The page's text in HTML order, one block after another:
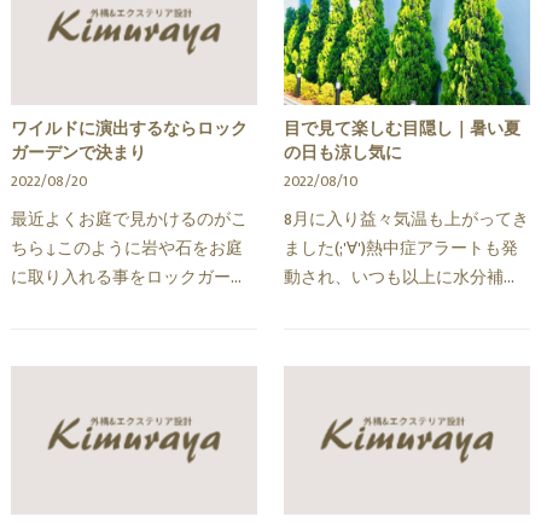
ワイルドに演出するならロック
ガーデンで決まり
2022/08/20
最近よくお庭で見かけるのがこ
ちら↓このように岩や石をお庭
に取り入れる事をロックガーデ
力として洋風・和風どちらの外
観にも相性がよくどちらかとい
目で見て楽しむ目隠し｜暑い夏
の日も涼し気に
2022/08/10
8月に入り益々気温も上がってき
ました(;'∀')熱中症アラートも発
動され、いつも以上に水分補給
てくれている職人さんには本当
に頭が上がりません世間は明日